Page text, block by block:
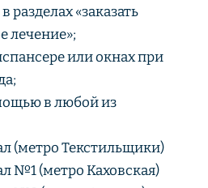
«заказать
лечение»;
или окнах при
в любой из
(метро Текстильщики)
№1 (метро Каховская)